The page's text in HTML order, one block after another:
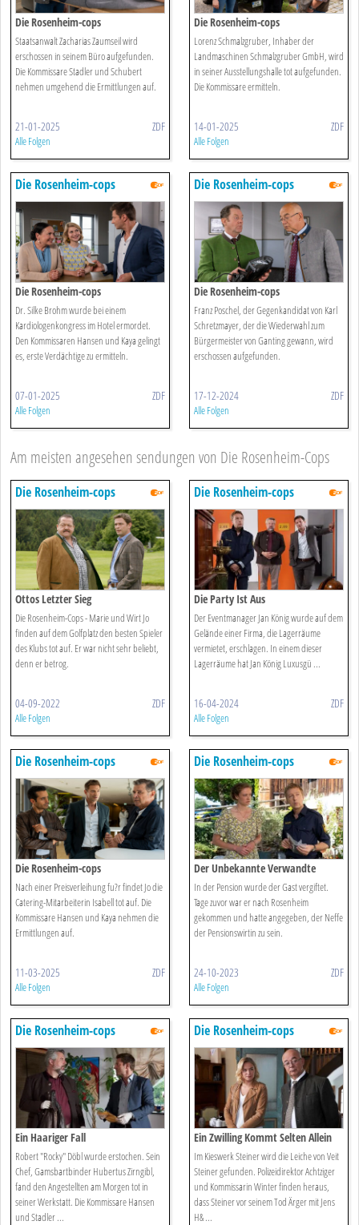
Die Rosenheim-cops
Staatsanwalt Zacharias Zaumseil wird
erschossen in seinem Büro aufgefunden.
Die Kommissare Stadler und Schubert
nehmen umgehend die Ermittlungen auf.
21-01-2025 ZDF
Alle Folgen
Die Rosenheim-cops
Lorenz Schmalzgruber, Inhaber der
Landmaschinen Schmalzgruber GmbH, wird
in seiner Ausstellungshalle tot aufgefunden.
Die Kommissare ermitteln.
14-01-2025 ZDF
Alle Folgen
Die Rosenheim-cops
Die Rosenheim-cops
Dr. Silke Brohm wurde bei einem
Kardiologenkongress im Hotel ermordet.
Den Kommissaren Hansen und Kaya gelingt
es, erste Verdächtige zu ermitteln.
07-01-2025 ZDF
Alle Folgen
Die Rosenheim-cops
Die Rosenheim-cops
Franz Poschel, der Gegenkandidat von Karl
Schretzmayer, der die Wiederwahl zum
Bürgermeister von Ganting gewann, wird
erschossen aufgefunden.
17-12-2024 ZDF
Alle Folgen
Am meisten angesehen sendungen von Die Rosenheim-Cops
Die Rosenheim-cops
Ottos Letzter Sieg
Die Rosenheim-Cops - Marie und Wirt Jo
finden auf dem Golfplatz den besten Spieler
des Klubs tot auf. Er war nicht sehr beliebt,
denn er betrog.
04-09-2022 ZDF
Alle Folgen
Die Rosenheim-cops
Die Party Ist Aus
Der Eventmanager Jan König wurde auf dem
Gelände einer Firma, die Lagerräume
vermietet, erschlagen. In einem dieser
Lagerräume hat Jan König Luxusgü ...
16-04-2024 ZDF
Alle Folgen
Die Rosenheim-cops
Die Rosenheim-cops
Nach einer Preisverleihung fu?r findet Jo die
Catering-Mitarbeiterin Isabell tot auf. Die
Kommissare Hansen und Kaya nehmen die
Ermittlungen auf.
11-03-2025 ZDF
Alle Folgen
Die Rosenheim-cops
Der Unbekannte Verwandte
In der Pension wurde der Gast vergiftet.
Tage zuvor war er nach Rosenheim
gekommen und hatte angegeben, der Neffe
der Pensionswirtin zu sein.
24-10-2023 ZDF
Alle Folgen
Die Rosenheim-cops
Ein Haariger Fall
Robert "Rocky" Döbl wurde erstochen. Sein
Chef, Gamsbartbinder Hubertus Zirngibl,
fand den Angestellten am Morgen tot in
seiner Werkstatt. Die Kommissare Hansen
und Stadler ...
Die Rosenheim-cops
Ein Zwilling Kommt Selten Allein
Im Kieswerk Steiner wird die Leiche von Veit
Steiner gefunden. Polizeidirektor Achtziger
und Kommissarin Winter finden heraus,
dass Steiner vor seinem Tod Ärger mit Jens
H& ...